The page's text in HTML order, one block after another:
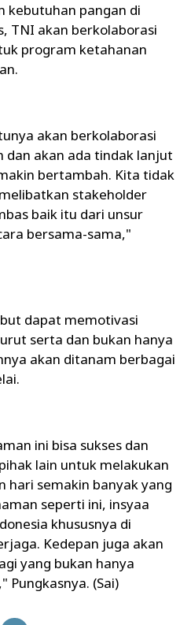
kebutuhan pangan di
TNI akan berkolaborasi
program ketahanan
akan berkolaborasi
akan ada tindak lanjut
bertambah. Kita tidak
stakeholder
baik itu dari unsur
bersama-sama,"
dapat memotivasi
serta dan bukan hanya
akan ditanam berbagai
ini bisa sukses dan
lain untuk melakukan
hari semakin banyak yang
seperti ini, insyaa
khususnya di
Kedepan juga akan
yang bukan hanya
Pungkasnya. (Sai)